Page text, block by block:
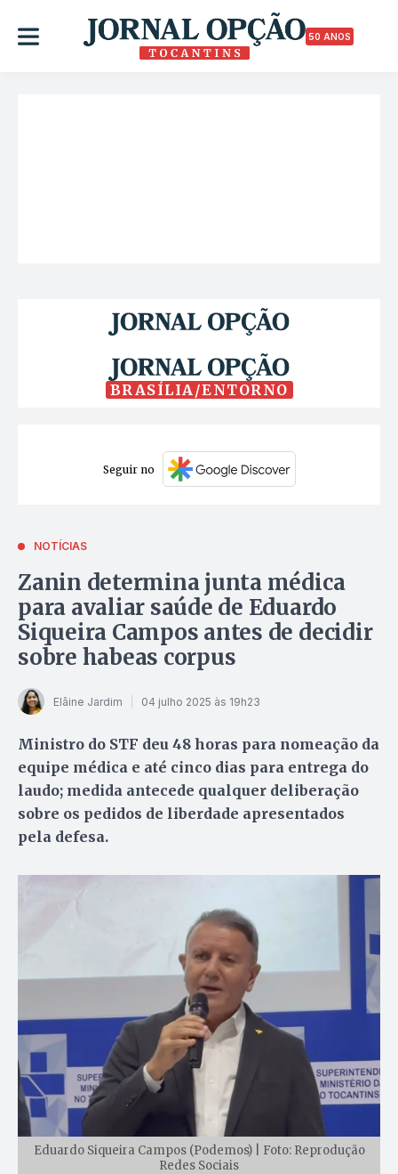
50 ANOS
BRASÍLIA/ENTORNO
Seguir no
NOTÍCIAS
Zanin determina junta médica
para avaliar saúde de Eduardo
Siqueira Campos antes de decidir
sobre habeas corpus
Elâine Jardim 04 julho 2025 às 19h23
Ministro do STF deu 48 horas para nomeação da
equipe médica e até cinco dias para entrega do
laudo; medida antecede qualquer deliberação
sobre os pedidos de liberdade apresentados
pela defesa.
Eduardo Siqueira Campos (Podemos) | Foto: Reprodução
Redes Sociais